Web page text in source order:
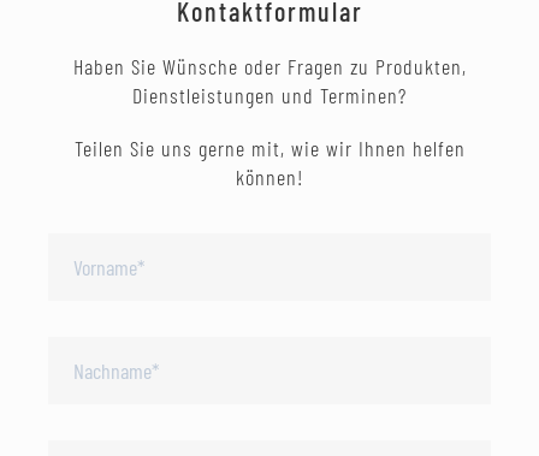
Kontaktformular
Haben Sie Wünsche oder Fragen zu Produkten,
Dienstleistungen und Terminen?
Teilen Sie uns gerne mit, wie wir Ihnen helfen
können!